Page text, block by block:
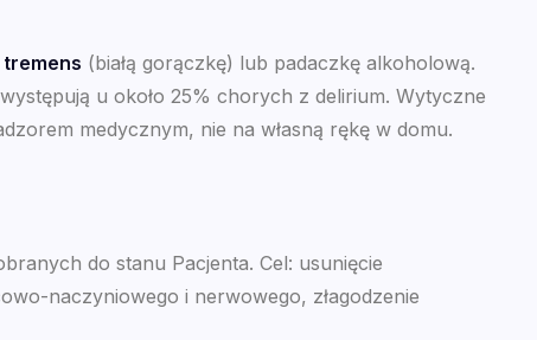
(białą gorączkę) lub padaczkę alkoholową.
u około 25% chorych z delirium. Wytyczne
medycznym, nie na własną rękę w domu.
do stanu Pacjenta. Cel: usunięcie
naczyniowego i nerwowego, złagodzenie